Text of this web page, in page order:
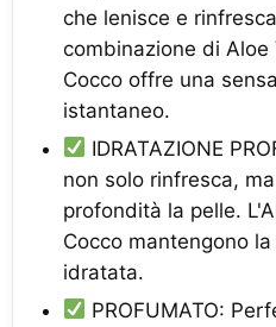
che lenisce e
combinazione di Aloe
Cocco offre una
istantaneo.
IDRATAZIONE
non solo rinfresca,
profondità la pelle.
Cocco mantengono
idratata.
PROFUMATO: